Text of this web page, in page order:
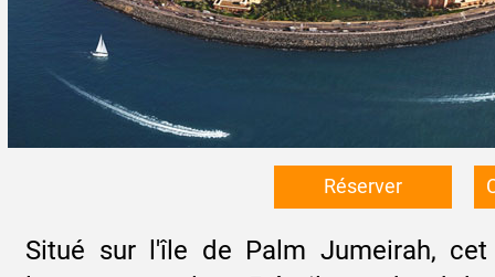
Réserver
Situé sur l'île de Palm Jumeirah,